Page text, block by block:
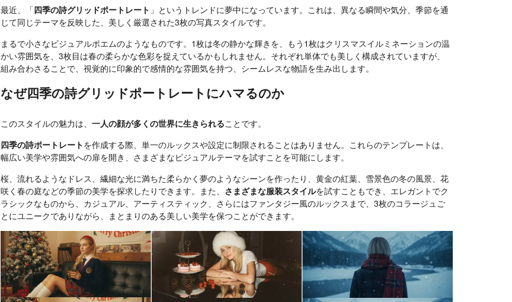
最近、「四季の詩グリッドポートレート 」というトレンドに夢中になっています。これは、異なる瞬間や気分、季節を通
じて同じテーマを反映した、美しく厳選された3枚の写真スタイルです。
まるで小さなビジュアルポエムのようなものです。1枚は冬の静かな輝きを、もう1枚はクリスマスイルミネーションの温
かい雰囲気を、3枚目は春の柔らかな色彩を捉えているかもしれません。それぞれ単体でも美しく構成されていますが、
組み合わさることで、視覚的に印象的で感情的な雰囲気を持つ、シームレスな物語を生み出します。
なぜ四季の詩グリッドポートレートにハマるのか
このスタイルの魅力は、一人の顔が多くの世界に生きられることです。
四季の詩ポートレートを作成する際、単一のルックスや設定に制限されることはありません。これらのテンプレートは、
幅広い美学や雰囲気への扉を開き、さまざまなビジュアルテーマを試すことを可能にします。
桜、流れるようなドレス、繊細な光に満ちた柔らかく夢のようなシーンを作ったり、黄金の紅葉、雪景色の冬の風景、花
咲く春の庭などの季節の美学を探求したりできます。また、 さまざまな服装スタイルを試すこともでき、エレガントでク
ラシックなものから、カジュアル、アーティスティック、さらにはファンタジー風のルックスまで、3枚のコラージュご
とにユニークでありながら、まとまりのある美しい美学を保つことができます。